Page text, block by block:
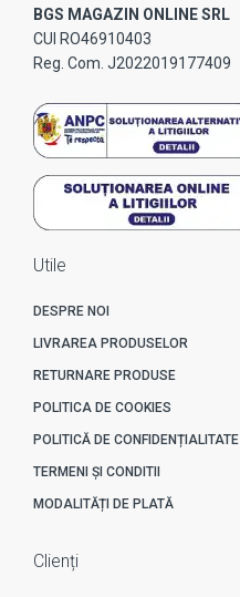
BGS MAGAZIN ONLINE SRL
CUI RO46910403
Reg. Com. J2022019177409
Utile
DESPRE NOI
LIVRAREA PRODUSELOR
RETURNARE PRODUSE
POLITICA DE COOKIES
POLITICĂ DE CONFIDENȚIALITATE
TERMENI ȘI CONDITII
MODALITĂȚI DE PLATĂ
Clienți